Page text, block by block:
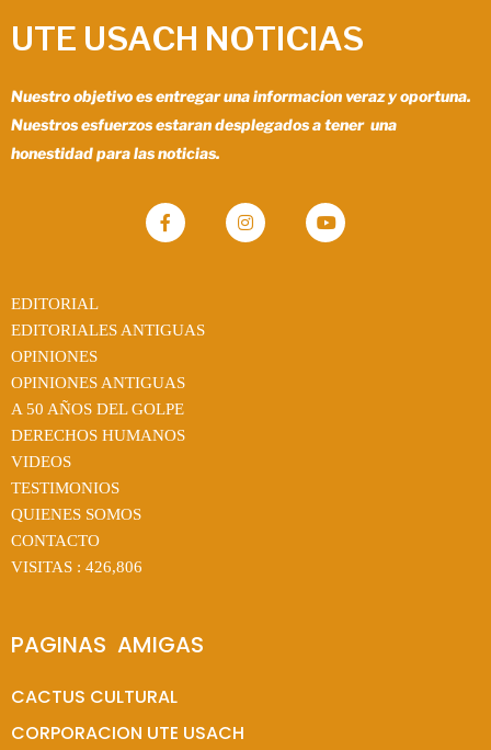
UTE USACH NOTICIAS
Nuestro objetivo es entregar una informacion veraz y oportuna.
Nuestros esfuerzos estaran desplegados a tener una
honestidad para las noticias.
EDITORIAL
EDITORIALES ANTIGUAS
OPINIONES
OPINIONES ANTIGUAS
A 50 AÑOS DEL GOLPE
DERECHOS HUMANOS
VIDEOS
TESTIMONIOS
QUIENES SOMOS
CONTACTO
VISITAS : 426,806
PAGINAS  AMIGAS
CACTUS CULTURAL
CORPORACION UTE USACH